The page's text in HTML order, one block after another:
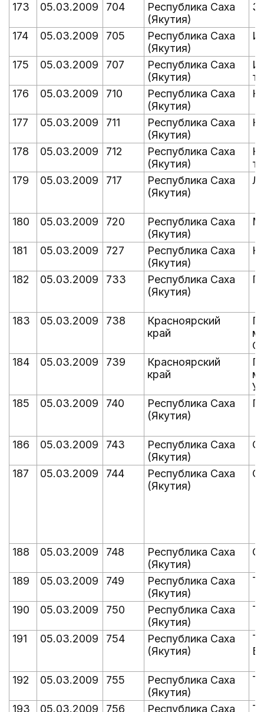
173 05.03.2009 704
Республика Саха
(Якутия)
174 05.03.2009 705
Республика Саха
(Якутия)
175 05.03.2009 707
Республика Саха
(Якутия)
176
05.03.2009 710
Республика Саха
(Якутия)
177 05.03.2009 711
Республика Саха
(Якутия)
178 05.03.2009 712
Республика Саха
(Якутия)
179
05.03.2009 717
Республика Саха
(Якутия)
180 05.03.2009 720
Республика Саха
(Якутия)
181 05.03.2009 727
Республика Саха
(Якутия)
182 05.03.2009 733
Республика Саха
(Якутия)
183 05.03.2009 738
Красноярский
край
184
05.03.2009 739
Красноярский
край
185
05.03.2009 740
Республика Саха
(Якутия)
186 05.03.2009 743
Республика Саха
(Якутия)
187 05.03.2009 744
Республика Саха
(Якутия)
188 05.03.2009 748
Республика Саха
(Якутия)
189 05.03.2009 749
Республика Саха
(Якутия)
190 05.03.2009 750
Республика Саха
(Якутия)
191 05.03.2009 754
Республика Саха
(Якутия)
192 05.03.2009 755
Республика Саха
(Якутия)
193 05.03.2009 756 Республика Саха